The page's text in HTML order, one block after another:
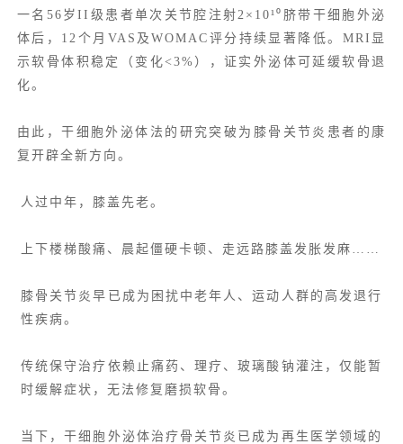
一名56岁II级患者单次关节腔注射2×10¹⁰脐带干细胞外泌
体后，12个月VAS及WOMAC评分持续显著降低。MRI显
示软骨体积稳定（变化<3%），证实外泌体可延缓软骨退
化。
由此，干细胞外泌体法的研究突破为膝骨关节炎患者的康
复开辟全新方向。
人过中年，膝盖先老。
上下楼梯酸痛、晨起僵硬卡顿、走远路膝盖发胀发麻……
膝骨关节炎早已成为困扰中老年人、运动人群的高发退行
性疾病。
传统保守治疗依赖止痛药、理疗、玻璃酸钠灌注，仅能暂
时缓解症状，无法修复磨损软骨。
当下，干细胞外泌体治疗骨关节炎已成为再生医学领域的